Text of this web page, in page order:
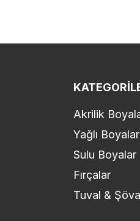
Akrilik
Yağlı Boyalar
Sulu Boyalar
Fırçalar
Tuval &